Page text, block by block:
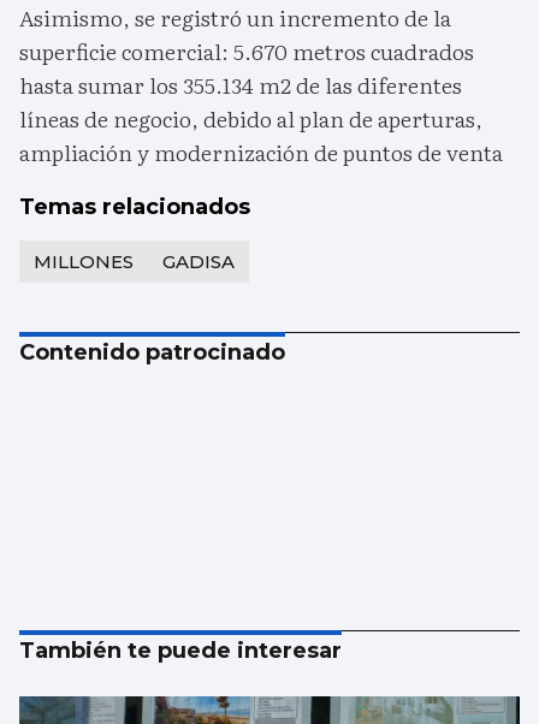
Asimismo, se registró un incremento de la
superficie comercial: 5.670 metros cuadrados
hasta sumar los 355.134 m2 de las diferentes
líneas de negocio, debido al plan de aperturas,
ampliación y modernización de puntos de venta
Temas relacionados
MILLONES GADISA
Contenido patrocinado
También te puede interesar